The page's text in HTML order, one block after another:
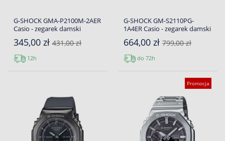
G-SHOCK GMA-P2100M-2AER
Casio - zegarek damski
345,00 zł 431,00 zł
12h
G-SHOCK GM-S2110PG-
1A4ER Casio - zegarek damski
664,00 zł 799,00 zł
do 72h
Promocja